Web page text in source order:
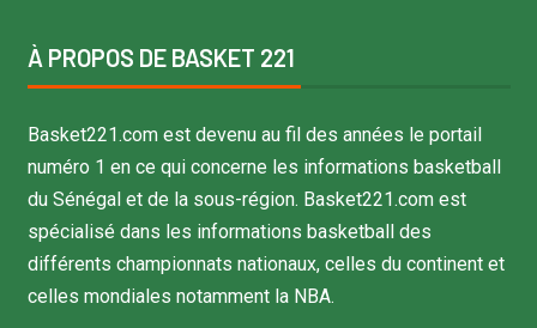
À PROPOS DE BASKET 221
Basket221.com est devenu au fil des années le portail
numéro 1 en ce qui concerne les informations basketball
du Sénégal et de la sous-région. Basket221.com est
spécialisé dans les informations basketball des
différents championnats nationaux, celles du continent et
celles mondiales notamment la NBA.